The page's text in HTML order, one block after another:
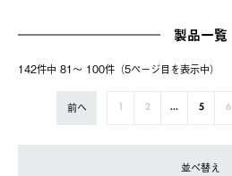
製品一覧
142件中 81〜 100件（5ページ⽬を表⽰中）
前へ 1 2 ... 5 6
並べ替え